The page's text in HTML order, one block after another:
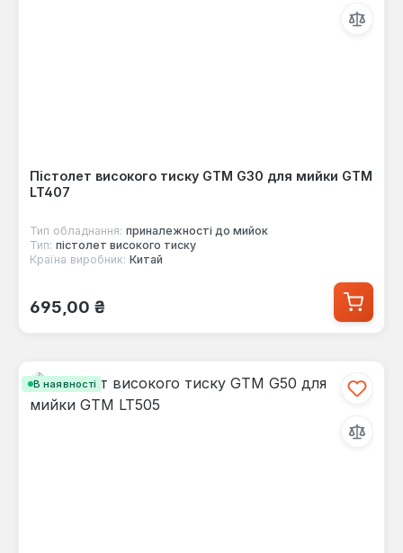
Пістолет високого тиску GTM G30 для мийки GTM
LT407
Тип обладнання: приналежності до мийок
Тип: пістолет високого тиску
Країна виробник: Китай
Звичайна ціна:
695,00 ₴
В наявності